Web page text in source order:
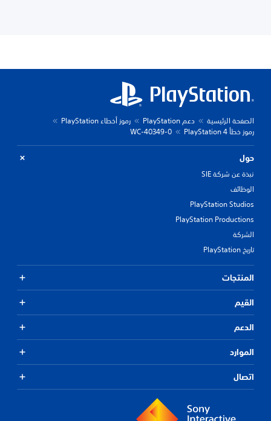
الصفحة الرئيسية دعم PlayStation
رموز أخطاء PlayStation
رموز خطأ PlayStation 4
WC-40349-0
حول
نبذة عن شركة SIE
الوظائف
PlayStation Studios
PlayStation Productions
الشركة
تاريخ PlayStation
المنتجات
القيم
الدعم
الموارد
اتصال